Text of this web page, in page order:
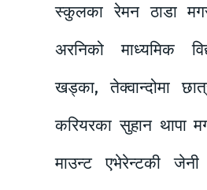
स्कुलका रेमन ठाडा
अरनिको माध्यमिक
खड्का, तेक्वान्दोमा
करियरका सुहान थापा
माउन्ट एभेरेन्टकी